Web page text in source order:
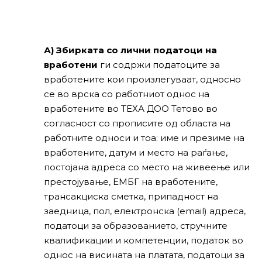
А) Збирката со лични податоци на
вработени ги содржи податоците за
вработените кои произлегуваат, односно
се во врска со работниот однос на
вработените во ТЕХА ДОО Тетово во
согласност со прописите од областа на
работните односи и тоа: име и презиме на
вработените, датум и место на раѓање,
постојана адреса со место на живеење или
престојување, ЕМБГ на вработените,
трансакциска сметка, припадност на
заедница, пол, електронска (email) адреса,
податоци за образованието, стручните
квалификации и компетенции, податок во
однос на висината на платата, податоци за